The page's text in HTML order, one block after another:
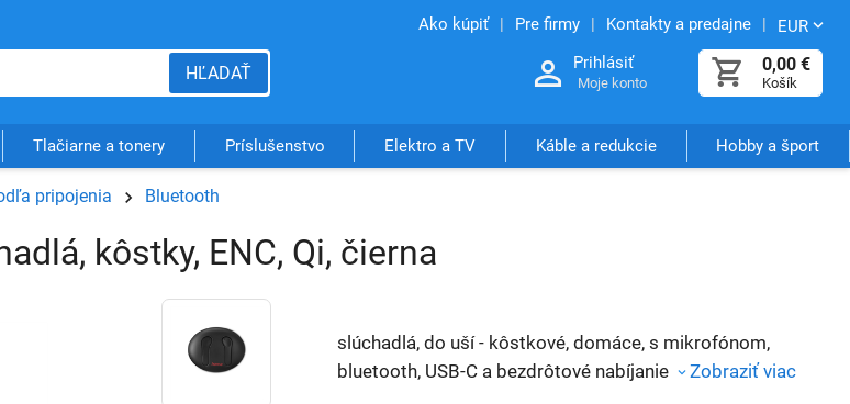
Ako kúpiť Pre firmy Kontakty a predajne EUR
0,00 €
Košík
Prihlásiť
Moje konto
HĽADAŤ
Tlačiarne a tonery Príslušenstvo Elektro a TV Káble a redukcie Hobby a šport
pripojenia Bluetooth
kôstky, ENC, Qi, čierna
slúchadlá, do uší - kôstkové, domáce, s mikrofónom,
bluetooth, USB-C a bezdrôtové nabíjanie
Zobraziť viac